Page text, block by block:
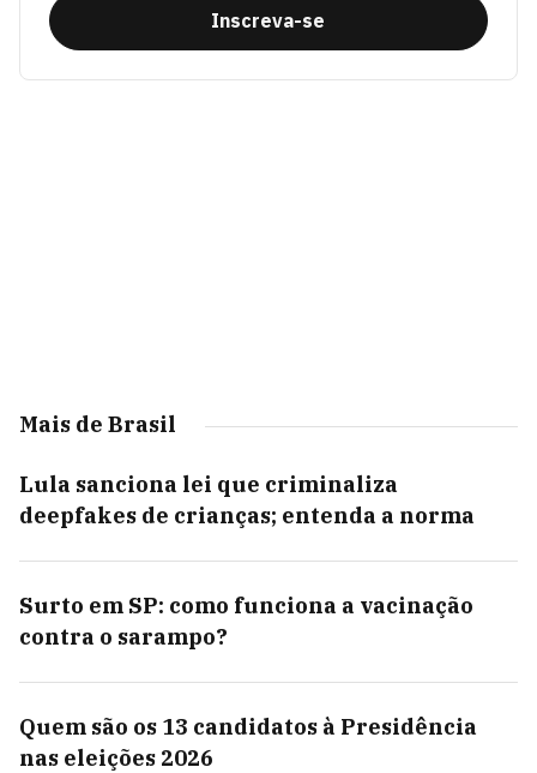
Inscreva-se
Mais de Brasil
Lula sanciona lei que criminaliza
deepfakes de crianças; entenda a norma
Surto em SP: como funciona a vacinação
contra o sarampo?
Quem são os 13 candidatos à Presidência
nas eleições 2026